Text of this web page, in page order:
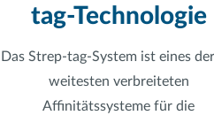
tag-Technologie
Das Strep-tag-System ist eines
weitesten verbreiteten
Affinitätssysteme für die